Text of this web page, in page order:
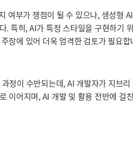
부가 쟁점이 될 수 있으나, 생성형
특히, AI가 특정 스타일을 구현하기
장에 있어 더욱 엄격한 검토가 필요합
이 수반되는데, AI 개발자가 지브
이어지며, AI 개발 및 활용 전반에 걸